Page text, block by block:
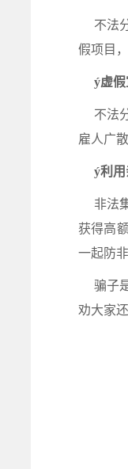
不法
假项目
ý虚
不法
雇人广
ý利
非法
获得高
一起防非
骗子
劝大家